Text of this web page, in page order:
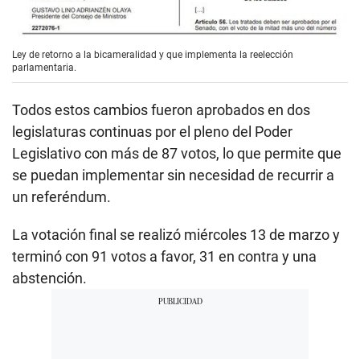
Ley de retorno a la bicameralidad y que implementa la reelección
parlamentaria.
Todos estos cambios fueron aprobados en dos
legislaturas continuas por el pleno del Poder
Legislativo con más de 87 votos, lo que permite que
se puedan implementar sin necesidad de recurrir a
un referéndum.
La votación final se realizó miércoles 13 de marzo y
terminó con 91 votos a favor, 31 en contra y una
abstención.